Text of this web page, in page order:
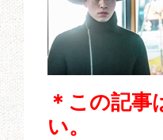
＊この記事
い。